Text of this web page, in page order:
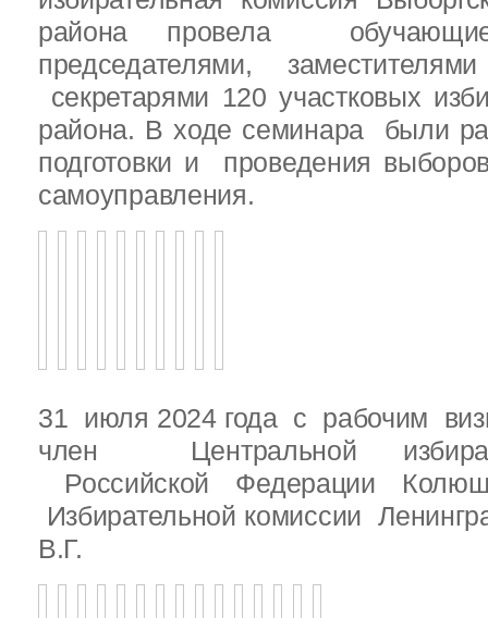
района провела
председателями,
секретарями 120 участковых
района. В ходе семинара были
подготовки и проведения
самоуправления.
31 июля 2024 года с рабочим
член Центральной
Российской Федерации
Избирательной комиссии
В.Г.